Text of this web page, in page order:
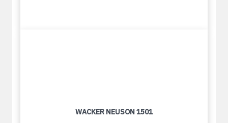
WACKER NEUSON 1501